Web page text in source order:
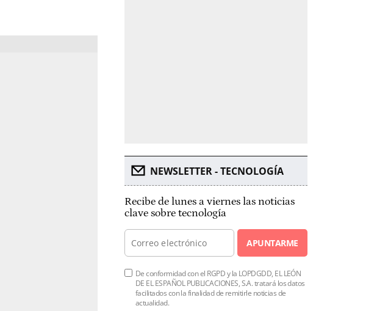
NEWSLETTER - TECNOLOGÍA
Recibe de lunes a viernes las noticias
clave sobre tecnología
APUNTARME
De conformidad con el RGPD y la LOPDGDD, EL LEÓN
DE EL ESPAÑOL PUBLICACIONES, S.A. tratará los datos
facilitados con la finalidad de remitirle noticias de
actualidad.